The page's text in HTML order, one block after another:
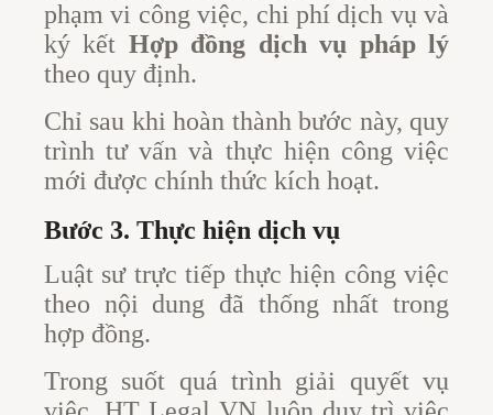
phạm vi công việc, chi phí dịch vụ và
ký kết Hợp đồng dịch vụ pháp lý
theo quy định.
Chỉ sau khi hoàn thành bước này, quy
trình tư vấn và thực hiện công việc
mới được chính thức kích hoạt.
Bước 3. Thực hiện dịch vụ
Luật sư trực tiếp thực hiện công việc
theo nội dung đã thống nhất trong
hợp đồng.
Trong suốt quá trình giải quyết vụ